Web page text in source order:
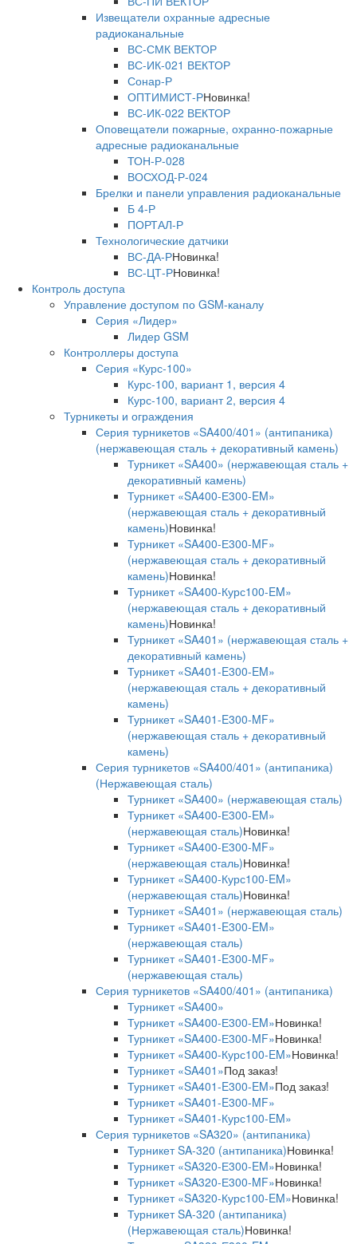
Извещатели охранные адресные
радиоканальные
ВС-СМК ВЕКТОР
ВС-ИК-021 ВЕКТОР
Сонар-Р
ОПТИМИСТ-РНовинка!
ВС-ИК-022 ВЕКТОР
Оповещатели пожарные, охранно-пожарные
адресные радиоканальные
ТОН-Р-028
ВОСХОД-Р-024
Брелки и панели управления радиоканальные
Б 4-Р
ПОРТАЛ-Р
Технологические датчики
ВС-ДА-РНовинка!
ВС-ЦТ-РНовинка!
Контроль доступа
Управление доступом по GSM-каналу
Серия «Лидер»
Лидер GSM
Контроллеры доступа
Серия «Курс-100»
Курс-100, вариант 1, версия 4
Курс-100, вариант 2, версия 4
Турникеты и ограждения
Серия турникетов «SA400/401» (антипаника)
(нержавеющая сталь + декоративный камень)
Турникет «SA400» (нержавеющая сталь +
декоративный камень)
Турникет «SA400-Е300-EM»
(нержавеющая сталь + декоративный
камень)Новинка!
Турникет «SA400-Е300-MF»
(нержавеющая сталь + декоративный
камень)Новинка!
Турникет «SA400-Курс100-EM»
(нержавеющая сталь + декоративный
камень)Новинка!
Турникет «SA401» (нержавеющая сталь +
декоративный камень)
Турникет «SA401-E300-EM»
(нержавеющая сталь + декоративный
камень)
Турникет «SA401-E300-MF»
(нержавеющая сталь + декоративный
камень)
Серия турникетов «SA400/401» (антипаника)
(Нержавеющая сталь)
Турникет «SA400» (нержавеющая сталь)
Турникет «SA400-Е300-EM»
(нержавеющая сталь)Новинка!
Турникет «SA400-Е300-MF»
(нержавеющая сталь)Новинка!
Турникет «SA400-Курс100-EM»
(нержавеющая сталь)Новинка!
Турникет «SA401» (нержавеющая сталь)
Турникет «SA401-E300-EM»
(нержавеющая сталь)
Турникет «SA401-E300-MF»
(нержавеющая сталь)
Серия турникетов «SA400/401» (антипаника)
Турникет «SA400»
Турникет «SA400-Е300-EM»Новинка!
Турникет «SA400-Е300-MF»Новинка!
Турникет «SA400-Курс100-EM»Новинка!
Турникет «SA401»Под заказ!
Турникет «SA401-E300-EM»Под заказ!
Турникет «SA401-E300-MF»
Турникет «SA401-Курс100-EM»
Серия турникетов «SA320» (антипаника)
Турникет SA-320 (антипаника)Новинка!
Турникет «SA320-Е300-EM»Новинка!
Турникет «SA320-Е300-MF»Новинка!
Турникет «SA320-Курс100-EM»Новинка!
Турникет SA-320 (антипаника)
(Нержавеющая сталь)Новинка!